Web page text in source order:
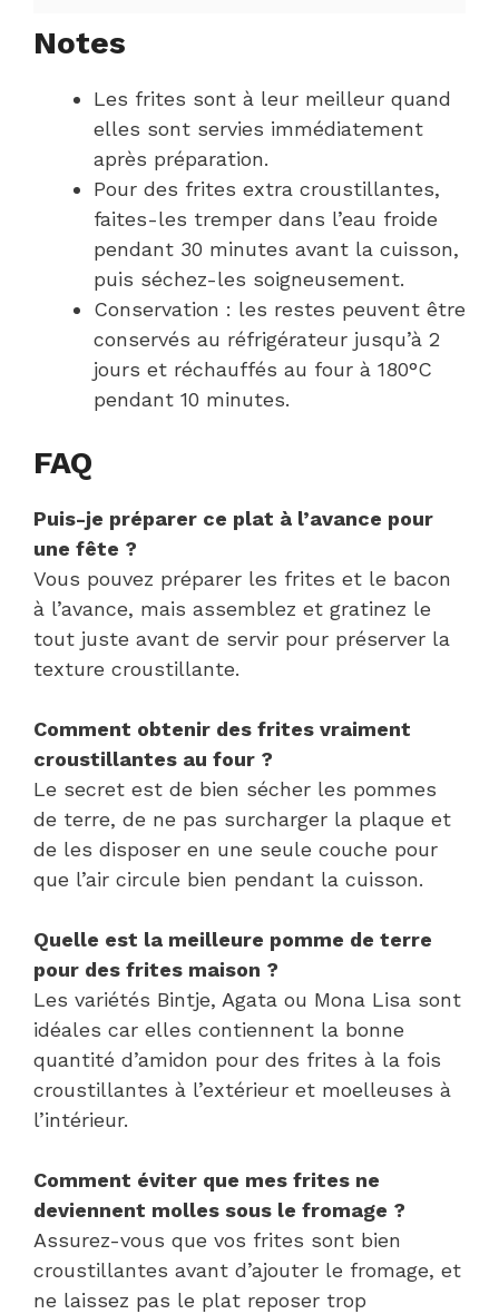
Notes
Les frites sont à leur meilleur quand
elles sont servies immédiatement
après préparation.
Pour des frites extra croustillantes,
faites-les tremper dans l’eau froide
pendant 30 minutes avant la cuisson,
puis séchez-les soigneusement.
Conservation : les restes peuvent être
conservés au réfrigérateur jusqu’à 2
jours et réchauffés au four à 180°C
pendant 10 minutes.
FAQ
Puis-je préparer ce plat à l’avance pour
une fête ?
Vous pouvez préparer les frites et le bacon
à l’avance, mais assemblez et gratinez le
tout juste avant de servir pour préserver la
texture croustillante.
Comment obtenir des frites vraiment
croustillantes au four ?
Le secret est de bien sécher les pommes
de terre, de ne pas surcharger la plaque et
de les disposer en une seule couche pour
que l’air circule bien pendant la cuisson.
Quelle est la meilleure pomme de terre
pour des frites maison ?
Les variétés Bintje, Agata ou Mona Lisa sont
idéales car elles contiennent la bonne
quantité d’amidon pour des frites à la fois
croustillantes à l’extérieur et moelleuses à
l’intérieur.
Comment éviter que mes frites ne
deviennent molles sous le fromage ?
Assurez-vous que vos frites sont bien
croustillantes avant d’ajouter le fromage, et
ne laissez pas le plat reposer trop